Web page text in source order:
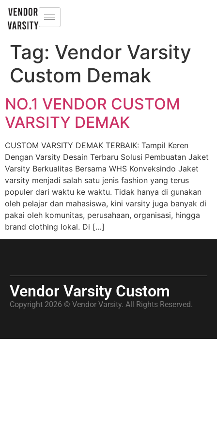
Tag: Vendor Varsity
Custom Demak
NO.1 VENDOR CUSTOM
VARSITY DEMAK
CUSTOM VARSITY DEMAK TERBAIK: Tampil Keren
Dengan Varsity Desain Terbaru Solusi Pembuatan Jaket
Varsity Berkualitas Bersama WHS Konveksindo Jaket
varsity menjadi salah satu jenis fashion yang terus
populer dari waktu ke waktu. Tidak hanya di gunakan
oleh pelajar dan mahasiswa, kini varsity juga banyak di
pakai oleh komunitas, perusahaan, organisasi, hingga
brand clothing lokal. Di […]
Vendor Varsity Custom
Copyright 2026 © Vendor Varsity. All Rights Reserved.